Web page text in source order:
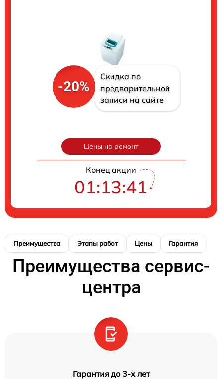
-20%
Скидка по
предварительной
записи на сайте
Цены на ремонт
Конец акции
01:13:40
Преимущества Этапы работ Цены Гарантия
Преимущества сервис-
центра
Гарантия до 3-х лет